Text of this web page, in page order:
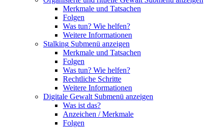
Merkmale und Tatsachen
Folgen
Was tun? Wie helfen?
Weitere Informationen
Stalking Submenü anzeigen
Merkmale und Tatsachen
Folgen
Was tun? Wie helfen?
Rechtliche Schritte
Weitere Informationen
Digitale Gewalt Submenü anzeigen
Was ist das?
Anzeichen / Merkmale
Folgen